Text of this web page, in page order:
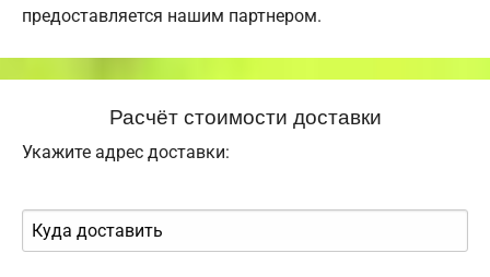
предоставляется нашим партнером.
Расчёт стоимости доставки
Укажите адрес доставки: